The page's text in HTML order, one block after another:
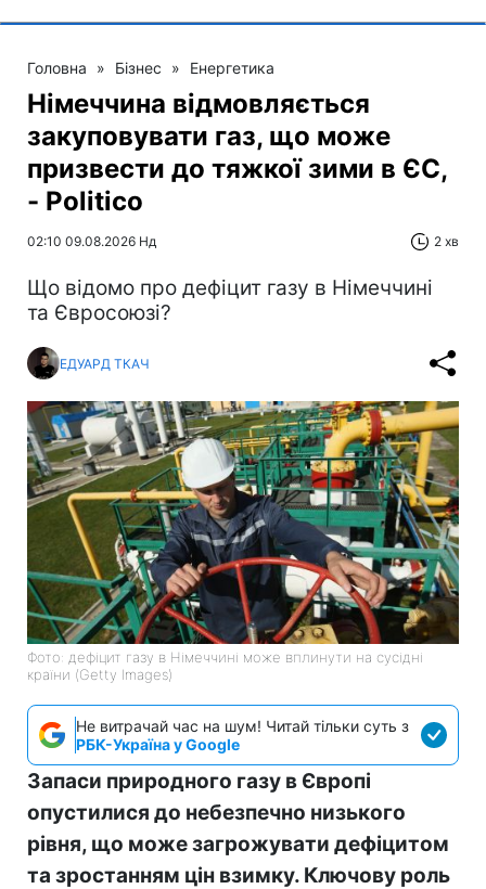
Головна » Бізнес » Енергетика
Німеччина відмовляється
закуповувати газ, що може
призвести до тяжкої зими в ЄС,
- Politico
02:10 09.08.2026 Нд 2 хв
Що відомо про дефіцит газу в Німеччині
та Євросоюзі?
ЕДУАРД ТКАЧ
Фото: дефіцит газу в Німеччині може вплинути на сусідні
країни (Getty Images)
Не витрачай час на шум! Читай тільки суть з
РБК-Україна у Google
Запаси природного газу в Європі
опустилися до небезпечно низького
рівня, що може загрожувати дефіцитом
та зростанням цін взимку. Ключову роль